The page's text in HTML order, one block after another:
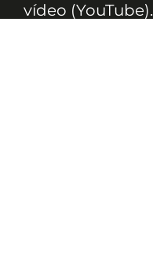
vídeo (YouTube).